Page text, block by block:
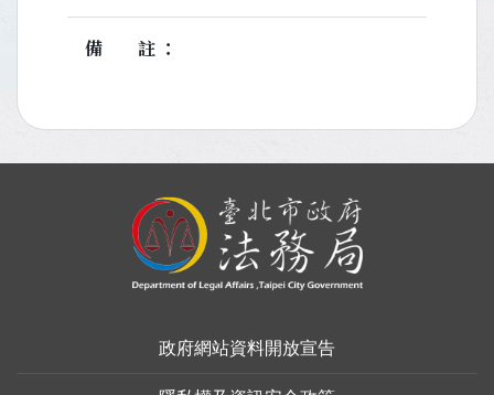
備註
政府網站資料開放宣告